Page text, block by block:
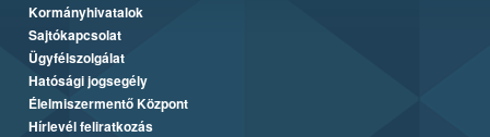
Kormányhivatalok
Sajtókapcsolat
Ügyfélszolgálat
Hatósági jogsegély
Élelmiszermentő Központ
Hírlevél feliratkozás